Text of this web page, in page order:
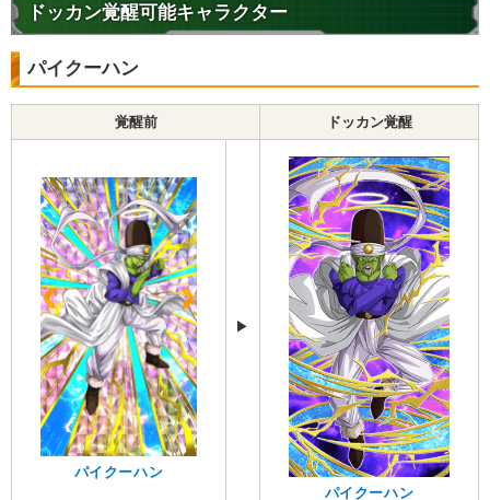
ドッカン覚醒可能キャラクター
パイクーハン
覚醒前 ドッカン覚醒
パイクーハン
▶︎
パイクーハン